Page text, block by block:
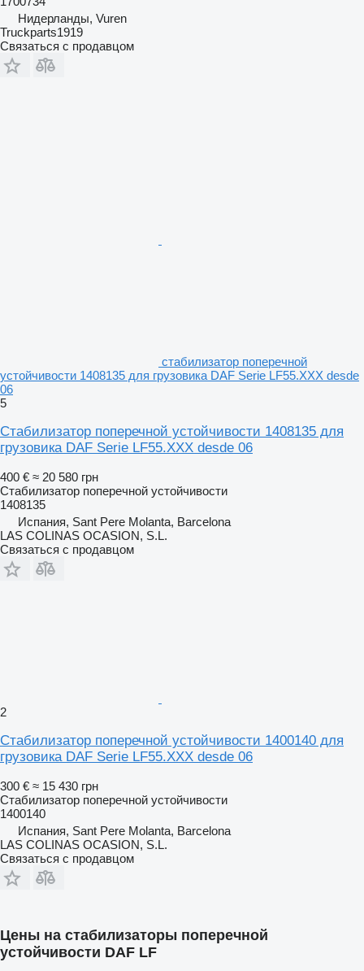
Нидерланды, Vuren
Truckparts1919
Связаться с продавцом
стабилизатор поперечной
устойчивости 1408135 для грузовика DAF Serie LF55.XXX desde
06
5
Стабилизатор поперечной устойчивости 1408135 для
грузовика DAF Serie LF55.XXX desde 06
400 € ≈ 20 580 грн
Стабилизатор поперечной устойчивости
1408135
Испания, Sant Pere Molanta, Barcelona
LAS COLINAS OCASION, S.L.
Связаться с продавцом
2
Стабилизатор поперечной устойчивости 1400140 для
грузовика DAF Serie LF55.XXX desde 06
300 € ≈ 15 430 грн
Стабилизатор поперечной устойчивости
1400140
Испания, Sant Pere Molanta, Barcelona
LAS COLINAS OCASION, S.L.
Связаться с продавцом
Цены на стабилизаторы поперечной
устойчивости DAF LF